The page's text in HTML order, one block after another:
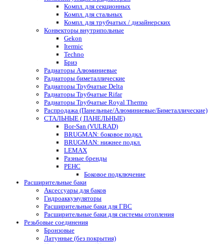
Компл. для секционных
Компл. для стальных
Компл. для трубчатых / дизайнерских
Конвекторы внутрипольные
Gekon
Itermic
Techno
Бриз
Радиаторы Алюминиевые
Радиаторы биметаллические
Радиаторы Трубчатые Delta
Радиаторы Трубчатые Rifar
Радиаторы Трубчатые Royal Thermo
Распродажа (Панельные/Алюминиевые/Биметаллические)
СТАЛЬНЫЕ ( ПАНЕЛЬНЫЕ)
Bor-San (VULRAD)
BRUGMAN: боковое подкл.
BRUGMAN: нижнее подкл.
LEMAX
Разные бренды
РЕНС
Боковое подключение
Расширительные баки
Аксессуары для баков
Гидроаккумуляторы
Расширительные баки для ГВС
Расширительные баки для системы отопления
Резьбовые соединения
Бронзовые
Латунные (без покрытия)